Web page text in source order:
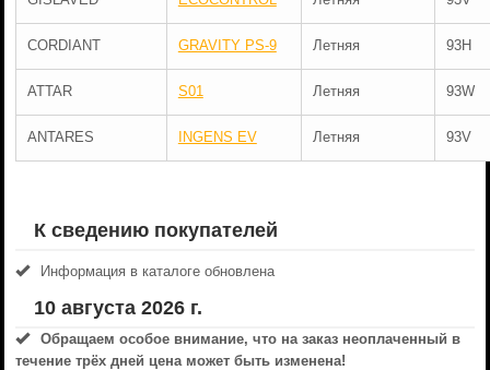
CORDIANT GRAVITY PS-9 Летняя 93H
ATTAR S01 Летняя 93W
ANTARES INGENS EV Летняя 93V
К сведению покупателей
Информация в каталоге обновлена
10 августа 2026 г.
Обращаем особое внимание, что на заказ неоплаченный в
течениe трёх дней цена может быть изменена!